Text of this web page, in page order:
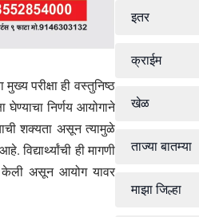
परीक्षा ही वस्तुनिष्ठ
घेण्याचा निर्णय आयोगाने
शक्यता असून त्यामुळे
विद्यार्थ्यांची ही मागणी
केली असून आयोग यावर
इतर
क्राईम
खेळ
ताज्या बातम्या
माझा जिल्हा